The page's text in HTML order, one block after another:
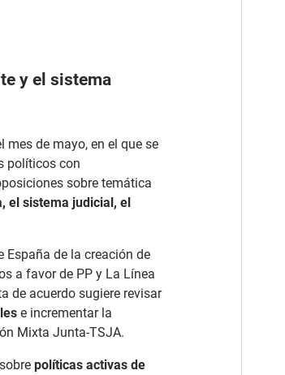
y el sistema
mes de mayo, en el que se
políticos con
sobre temática
el sistema judicial, el
España de la creación de
a favor de PP y La Línea
de acuerdo sugiere revisar
e incrementar la
Mixta Junta-TSJA.
políticas activas de